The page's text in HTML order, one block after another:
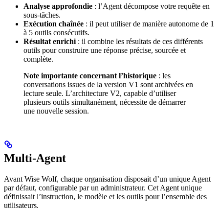
Analyse approfondie : l’Agent décompose votre requête en
sous-tâches.
Exécution chaînée : il peut utiliser de manière autonome de 1
à 5 outils consécutifs.
Résultat enrichi : il combine les résultats de ces différents
outils pour construire une réponse précise, sourcée et
complète.
Note importante concernant l’historique : les
conversations issues de la version V1 sont archivées en
lecture seule. L’architecture V2, capable d’utiliser
plusieurs outils simultanément, nécessite de démarrer
une nouvelle session.
Multi-Agent
Avant Wise Wolf, chaque organisation disposait d’un unique Agent
par défaut, configurable par un administrateur. Cet Agent unique
définissait l’instruction, le modèle et les outils pour l’ensemble des
utilisateurs.